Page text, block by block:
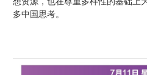
多中国思考。